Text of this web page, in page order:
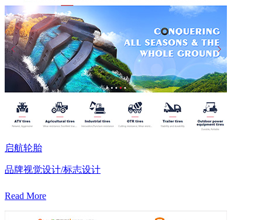
启航轮胎
品牌视觉设计/标志设计
Read More